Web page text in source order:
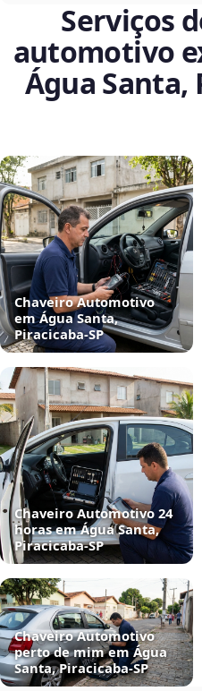
Serviços
automotivo
Água Santa,
Chaveiro Automotivo
em Água Santa,
Piracicaba‑SP
Chaveiro Automotivo 24
horas em Água Santa,
Piracicaba‑SP
Chaveiro Automotivo
perto de mim em Água
Santa, Piracicaba‑SP